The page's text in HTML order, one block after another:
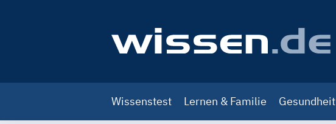
navigation
Wissenstest Lernen & Familie Gesundheit